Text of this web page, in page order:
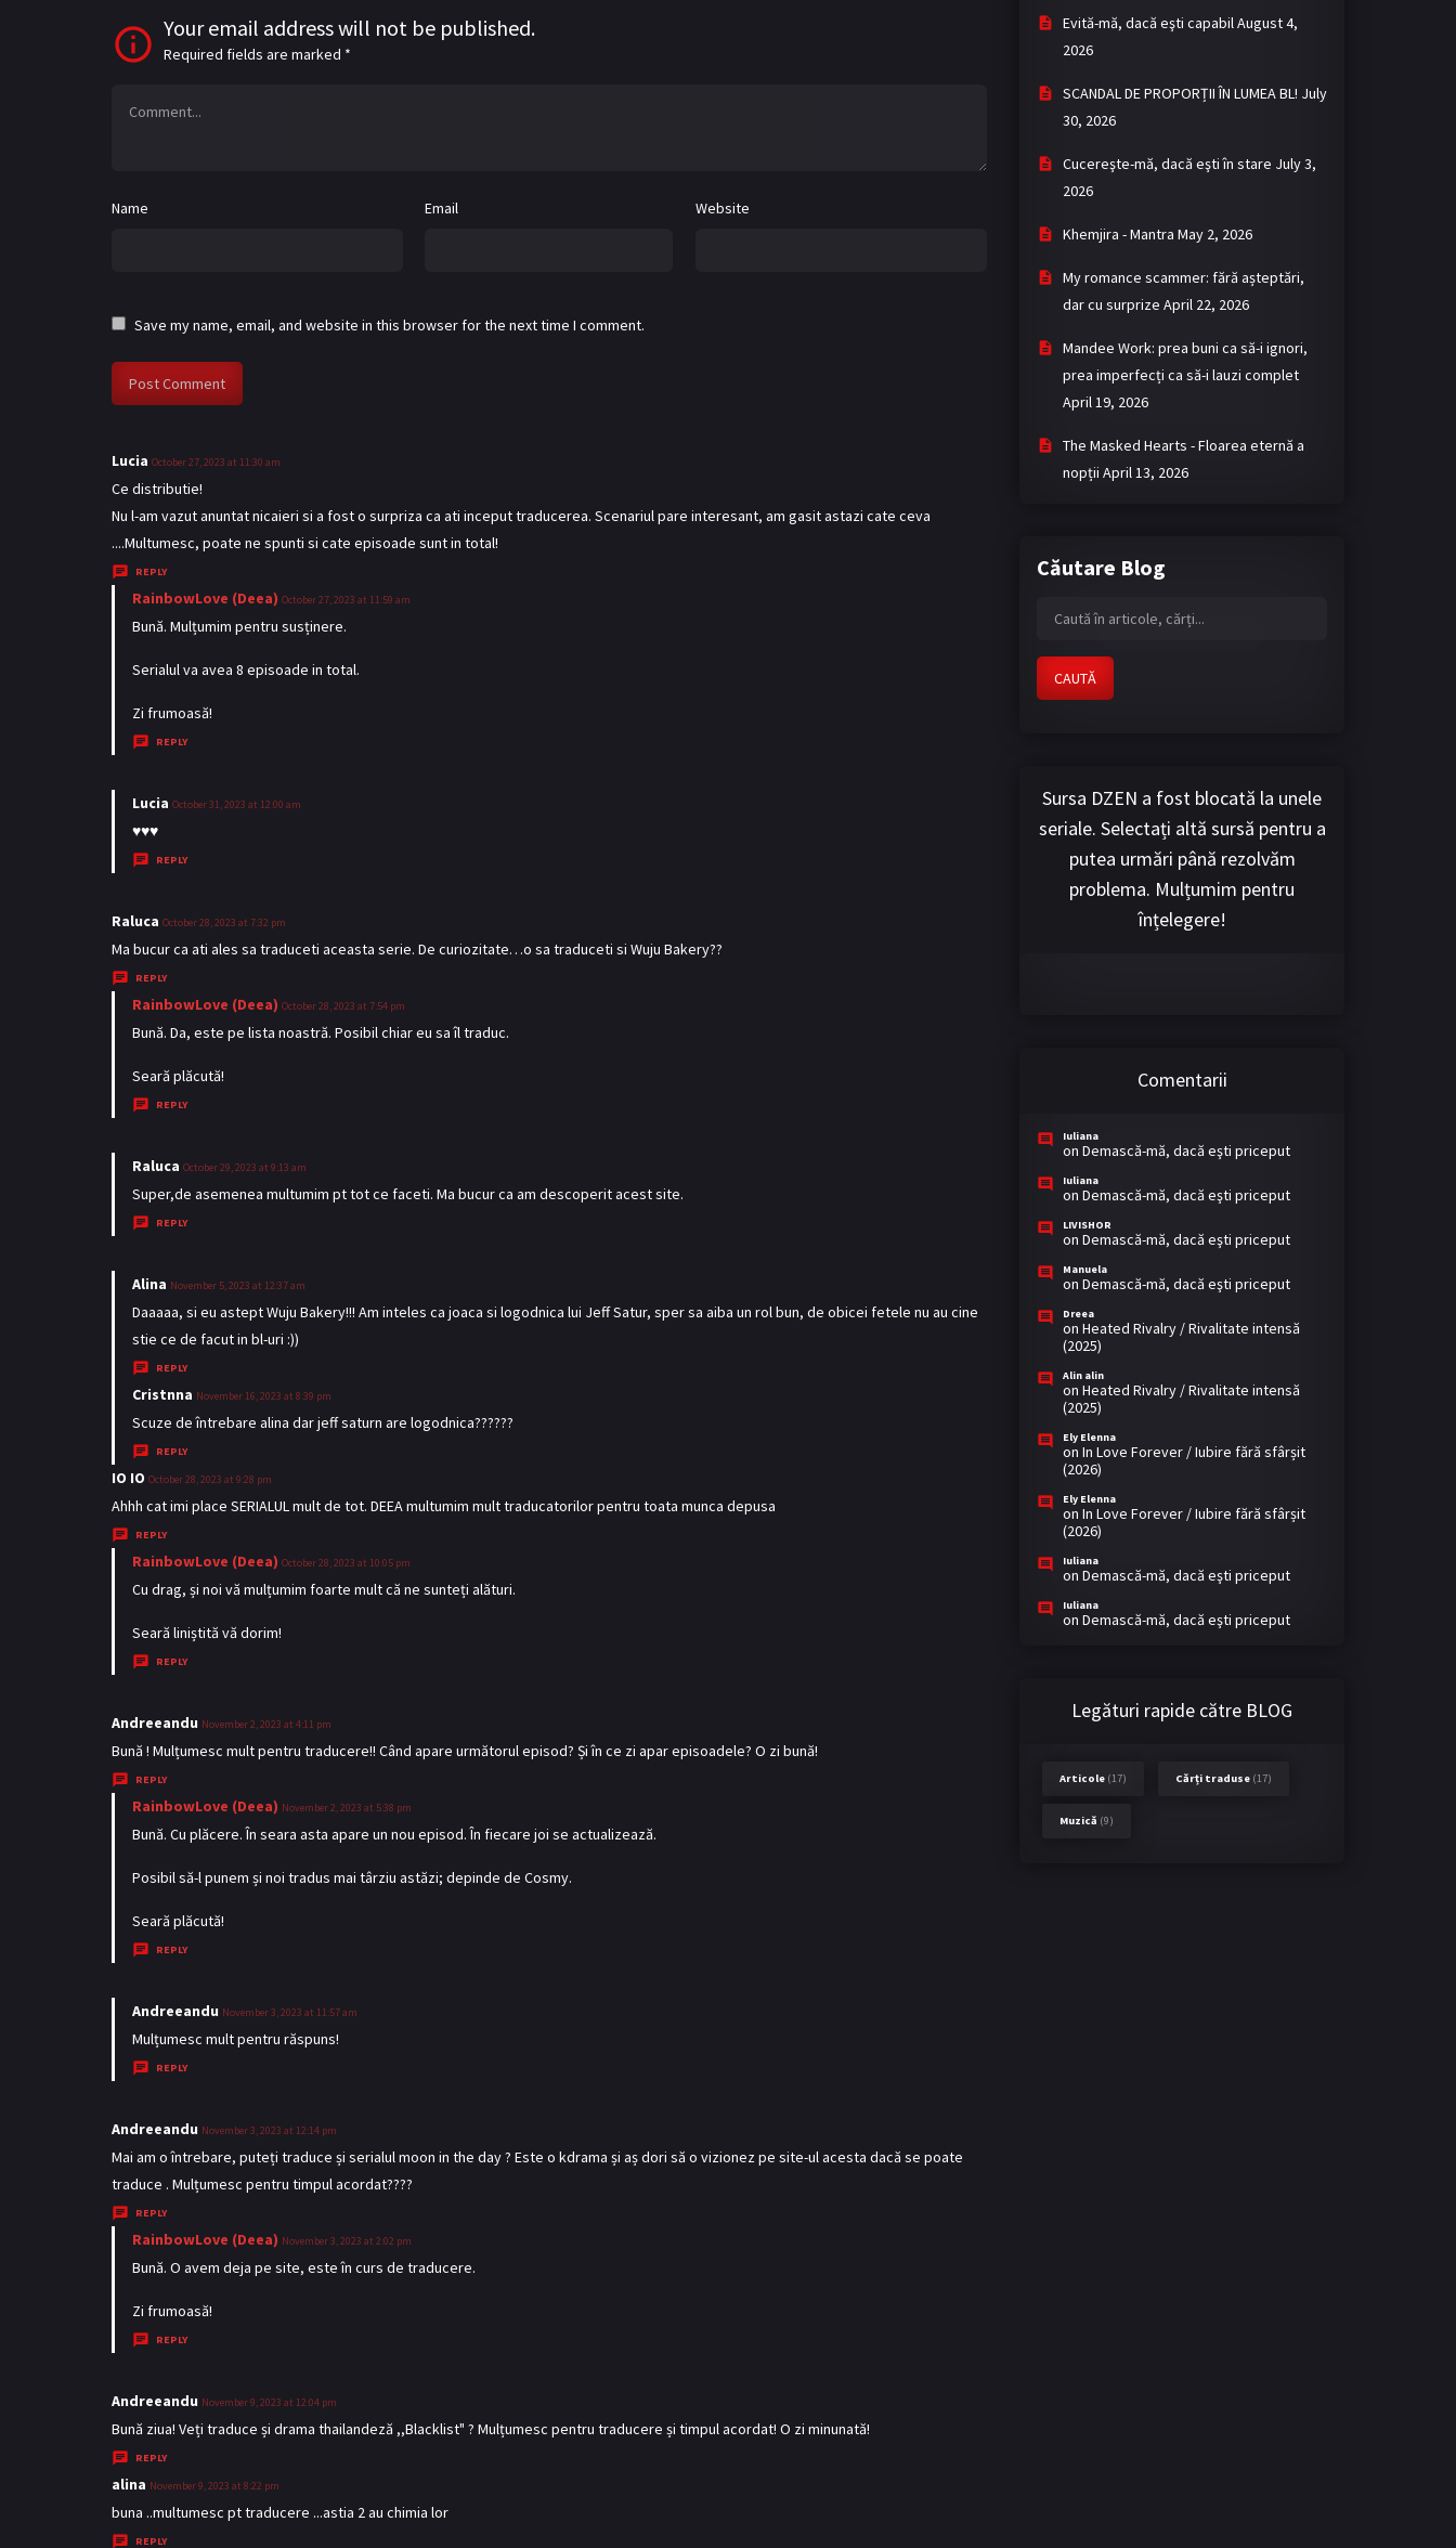
Your email address will not be published.
Required fields are marked *
Name Email Website
Save my name, email, and website in this browser for the next time I comment.
Lucia s
a
y
s
:
October 27, 2023 at 11:30 am
Ce distributie!
Nu l-am vazut anuntat nicaieri si a fost o surpriza ca ati inceput traducerea. Scenariul pare interesant, am gasit astazi cate ceva
....Multumesc, poate ne spunti si cate episoade sunt in total!
REPLY
RainbowLove (Deea) s
a
s
October 27, 2023 at 11:59 am
Bună. Mulțumim pentru susținere.
Serialul va avea 8 episoade in total.
Zi frumoasă!
REPLY
Lucia s
y
October 31, 2023 at 12:00 am
♥️♥️♥️
REPLY
Raluca s
a
y
s
:
October 28, 2023 at 7:32 pm
Ma bucur ca ati ales sa traduceti aceasta serie. De curiozitate…o sa traduceti si Wuju Bakery??
REPLY
RainbowLove (Deea) s
a
October 28, 2023 at 7:54 pm
Bună. Da, este pe lista noastră. Posibil chiar eu sa îl traduc.
Seară plăcută!
REPLY
Raluca s
a
y
October 29, 2023 at 9:13 am
Super,de asemenea multumim pt tot ce faceti. Ma bucur ca am descoperit acest site.
REPLY
Alina s
a
y
s
:
November 5, 2023 at 12:37 am
Daaaaa, si eu astept Wuju Bakery!!! Am inteles ca joaca si logodnica lui Jeff Satur, sper sa aiba un rol bun, de obicei fetele nu au cine
stie ce de facut in bl-uri :))
REPLY
Cristnna s
a
s
:
November 16, 2023 at 8:39 pm
Scuze de întrebare alina dar jeff saturn are logodnica??????
REPLY
IO IO s
a
y
s
:
October 28, 2023 at 9:28 pm
Ahhh cat imi place SERIALUL mult de tot. DEEA multumim mult traducatorilor pentru toata munca depusa
REPLY
RainbowLove (Deea) s
a
s
October 28, 2023 at 10:05 pm
Cu drag, și noi vă mulțumim foarte mult că ne sunteți alături.
Seară liniștită vă dorim!
REPLY
Andreeandu s
a
s
:
November 2, 2023 at 4:11 pm
Bună ! Mulțumesc mult pentru traducere!! Când apare următorul episod? Și în ce zi apar episoadele? O zi bună!
REPLY
RainbowLove (Deea) s
a
s
November 2, 2023 at 5:38 pm
Bună. Cu plăcere. În seara asta apare un nou episod. În fiecare joi se actualizează.
Posibil să-l punem și noi tradus mai târziu astăzi; depinde de Cosmy.
Seară plăcută!
REPLY
Andreeandu s
a
November 3, 2023 at 11:57 am
Mulțumesc mult pentru răspuns!
REPLY
Andreeandu s
a
y
November 3, 2023 at 12:14 pm
Mai am o întrebare, puteți traduce și serialul moon in the day ? Este o kdrama și aș dori să o vizionez pe site-ul acesta dacă se poate
traduce . Mulțumesc pentru timpul acordat????
REPLY
RainbowLove (Deea) s
a
November 3, 2023 at 2:02 pm
Bună. O avem deja pe site, este în curs de traducere.
Zi frumoasă!
REPLY
Andreeandu s
a
s
:
November 9, 2023 at 12:04 pm
Bună ziua! Veți traduce și drama thailandeză ,,Blacklist" ? Mulțumesc pentru traducere și timpul acordat! O zi minunată!
REPLY
alina s
a
y
November 9, 2023 at 8:22 pm
buna ..multumesc pt traducere ...astia 2 au chimia lor
REPLY
Evită-mă, dacă eşti capabilAugust 4,
2026
SCANDAL DE PROPORȚII ÎN LUMEA BL! July
30, 2026
Cucereşte-mă, dacă eşti în stare July 3,
2026
Khemjira - Mantra May 2, 2026
My romance scammer: fără așteptări,
dar cu surprize April 22, 2026
Mandee Work: prea buni ca să-i ignori,
prea imperfecți ca să-i lauzi complet
April 19, 2026
The Masked Hearts - Floarea eternă a
nopții April 13, 2026
Căutare Blog
CAUTĂ
Sursa DZEN a fost blocată la unele
seriale. Selectați altă sursă pentru a
putea urmări până rezolvăm
problema. Mulțumim pentru
înțelegere!
Comentarii
Iuliana
on Demască-mă, dacă eşti priceput
Iuliana
on Demască-mă, dacă eşti priceput
LIVISHOR
on Demască-mă, dacă eşti priceput
Manuela
on Demască-mă, dacă eşti priceput
Dreea
on Heated Rivalry / Rivalitate intensă
(2025)
Alin alin
on Heated Rivalry / Rivalitate intensă
(2025)
Ely Elenna
on In Love Forever / Iubire fără sfârșit
(2026)
Ely Elenna
on In Love Forever / Iubire fără sfârșit
(2026)
Iuliana
on Demască-mă, dacă eşti priceput
Iuliana
on Demască-mă, dacă eşti priceput
Legături rapide către BLOG
Articole (17) Cărți traduse (17)
Muzică (9)